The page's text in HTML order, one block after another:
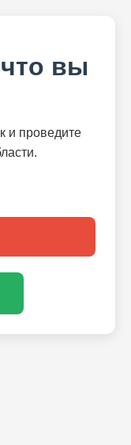
вы
и проведите